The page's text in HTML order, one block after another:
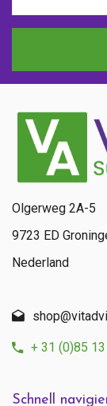
Anfrage
Schnell
Olgerweg 2A-5
9723 ED
Nederland
+ 31 (0)85